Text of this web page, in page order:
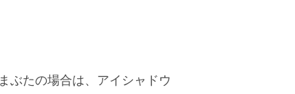
ぶたの場合は、アイシャドウ